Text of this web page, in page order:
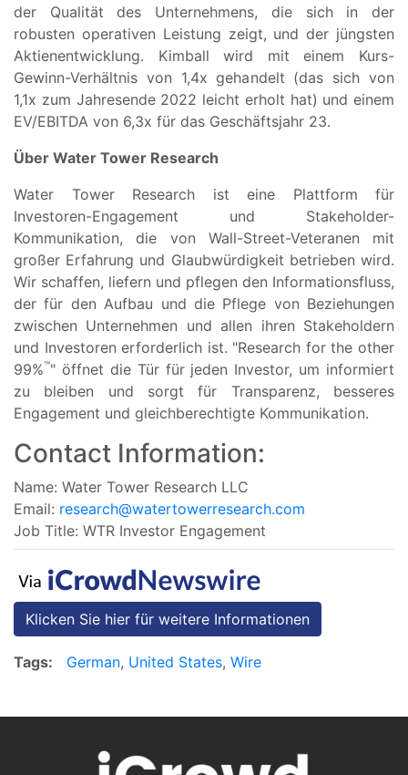
der Qualität des Unternehmens, die sich in der
robusten operativen Leistung zeigt, und der jüngsten
Aktienentwicklung. Kimball wird mit einem Kurs-
Gewinn-Verhältnis von 1,4x gehandelt (das sich von
1,1x zum Jahresende 2022 leicht erholt hat) und einem
EV/EBITDA von 6,3x für das Geschäftsjahr 23.
Über Water Tower Research
Water Tower Research ist eine Plattform für
Investoren-Engagement und Stakeholder-
Kommunikation, die von Wall-Street-Veteranen mit
großer Erfahrung und Glaubwürdigkeit betrieben wird.
Wir schaffen, liefern und pflegen den Informationsfluss,
der für den Aufbau und die Pflege von Beziehungen
zwischen Unternehmen und allen ihren Stakeholdern
und Investoren erforderlich ist. "Research for the other
99%™" öffnet die Tür für jeden Investor, um informiert
zu bleiben und sorgt für Transparenz, besseres
Engagement und gleichberechtigte Kommunikation.
Contact Information:
Name: Water Tower Research LLC
Email: research@watertowerresearch.com
Job Title: WTR Investor Engagement
Klicken Sie hier für weitere Informationen
Tags: German, United States, Wire